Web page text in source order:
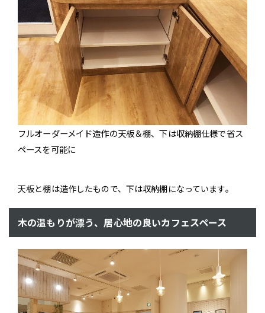
フルオーダーメイド造作の天板＆棚、下は収納棚仕様で省ス
ペースを可能に
天板と棚は造作したもので、下は収納棚になっています。
木の温もりが漂う、居心地の良いカフェスペース